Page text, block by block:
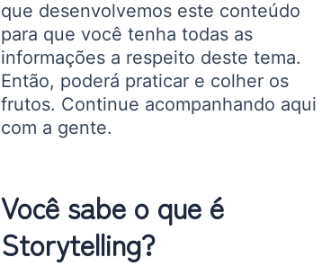
que desenvolvemos este conteúdo
para que você tenha todas as
informações a respeito deste tema.
Então, poderá praticar e colher os
frutos. Continue acompanhando aqui
com a gente.
Você sabe o que é
Storytelling?